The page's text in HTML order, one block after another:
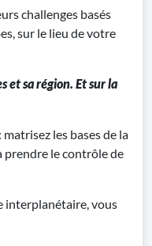
challenges basés
sur le lieu de votre
et sa région. Et sur la
les bases de la
prendre le contrôle de
interplanétaire, vous